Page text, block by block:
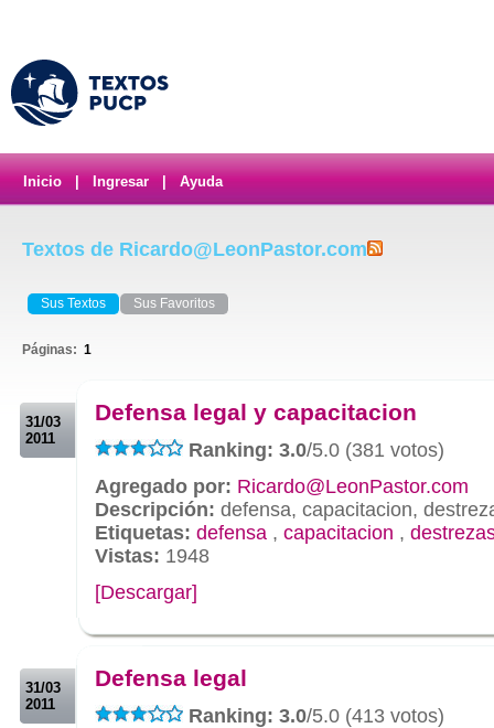
Inicio Ingresar Ayuda
Textos de Ricardo@LeonPastor.com
Sus Textos Sus Favoritos
Páginas: 1
31/03
2011
Defensa legal y capacitacion
Ranking: 3.0/5.0 (381 votos)
Agregado por: Ricardo@LeonPastor.com
Descripción: defensa, capacitacion,
Etiquetas: defensa , capacitacion ,
Vistas: 1948
[Descargar]
31/03
2011
Defensa legal
Ranking: 3.0/5.0 (413 votos)